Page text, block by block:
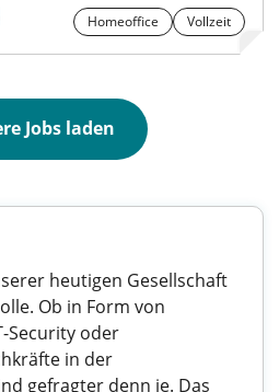
Homeoffice Vollzeit
Jobs laden
heutigen Gesellschaft
Ob in Form von
Security oder
in der
gefragter denn je. Das